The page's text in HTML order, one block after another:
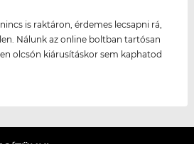
is raktáron, érdemes lecsapni rá,
Nálunk az online boltban tartósan
olcsón kiárusításkor sem kaphatod